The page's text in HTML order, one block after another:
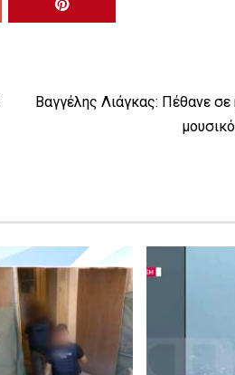
Βαγγέλης Λιάγκας: Πέθανε σε